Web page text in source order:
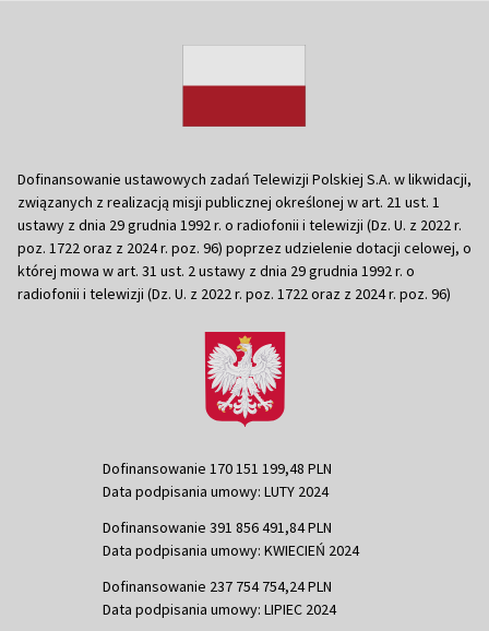
Dofinansowanie ustawowych zadań Telewizji Polskiej S.A. w likwidacji,
związanych z realizacją misji publicznej określonej w art. 21 ust. 1
ustawy z dnia 29 grudnia 1992 r. o radiofonii i telewizji (Dz. U. z 2022 r.
poz. 1722 oraz z 2024 r. poz. 96) poprzez udzielenie dotacji celowej, o
której mowa w art. 31 ust. 2 ustawy z dnia 29 grudnia 1992 r. o
radiofonii i telewizji (Dz. U. z 2022 r. poz. 1722 oraz z 2024 r. poz. 96)
Dofinansowanie 170 151 199,48 PLN
Data podpisania umowy: LUTY 2024
Dofinansowanie 391 856 491,84 PLN
Data podpisania umowy: KWIECIEŃ 2024
Dofinansowanie 237 754 754,24 PLN
Data podpisania umowy: LIPIEC 2024